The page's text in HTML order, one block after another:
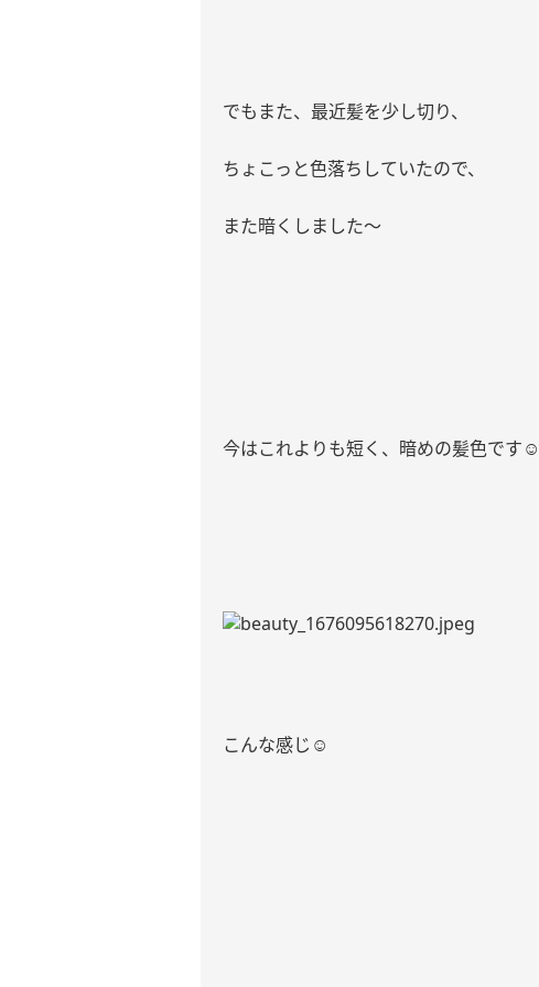
でもまた、最近髪を少し切り、
ちょこっと色落ちしていたので、
また暗くしました〜
今はこれよりも短く、暗めの髪色です☺️
こんな感じ ☺︎︎︎︎